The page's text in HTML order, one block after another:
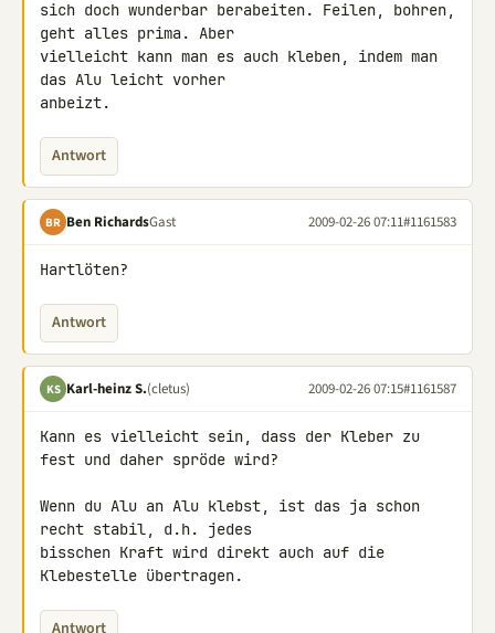
sich doch wunderbar berabeiten. Feilen, bohren,
geht alles prima. Aber
vielleicht kann man es auch kleben, indem man
das Alu leicht vorher
anbeizt.
Antwort
BR Ben RichardsGast 2009-02-26 07:11#1161583
Hartlöten?
Antwort
KS Karl-heinz S.(cletus) 2009-02-26 07:15#1161587
Kann es vielleicht sein, dass der Kleber zu
fest und daher spröde wird?
Wenn du Alu an Alu klebst, ist das ja schon
recht stabil, d.h. jedes
bisschen Kraft wird direkt auch auf die
Klebestelle übertragen.
Antwort